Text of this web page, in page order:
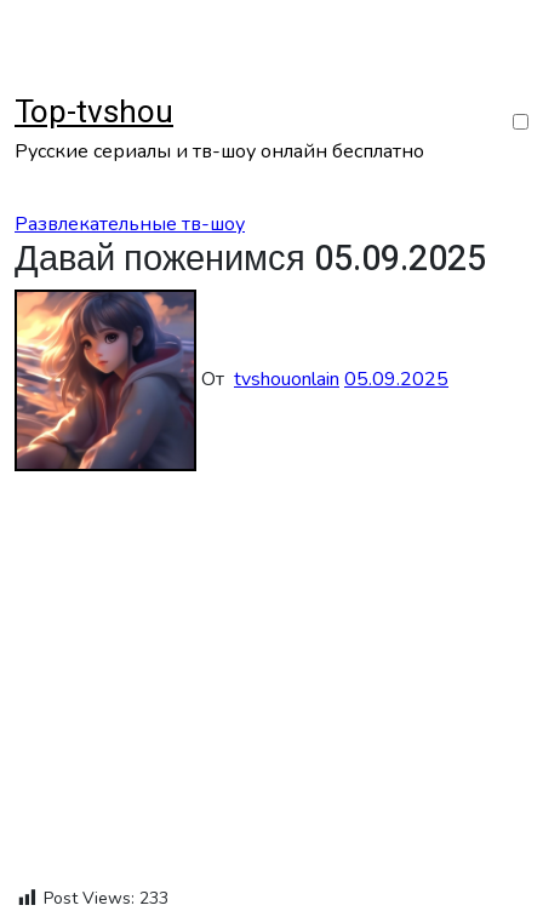
Top-tvshou
Русские сериалы и тв-шоу онлайн бесплатно
Развлекательные тв-шоу
Давай поженимся 05.09.2025
От tvshouonlain 05.09.2025
Post Views: 233